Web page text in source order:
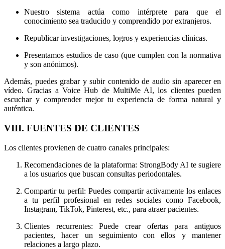
Nuestro sistema actúa como intérprete para que el
conocimiento sea traducido y comprendido por extranjeros.
Republicar investigaciones, logros y experiencias clínicas.
Presentamos estudios de caso (que cumplen con la normativa
y son anónimos).
Además, puedes grabar y subir contenido de audio sin aparecer en
vídeo. Gracias a Voice Hub de MultiMe AI, los clientes pueden
escuchar y comprender mejor tu experiencia de forma natural y
auténtica.
VIII. FUENTES DE CLIENTES
Los clientes provienen de cuatro canales principales:
Recomendaciones de la plataforma: StrongBody AI te sugiere
a los usuarios que buscan consultas periodontales.
Compartir tu perfil: Puedes compartir activamente los enlaces
a tu perfil profesional en redes sociales como Facebook,
Instagram, TikTok, Pinterest, etc., para atraer pacientes.
Clientes recurrentes: Puede crear ofertas para antiguos
pacientes, hacer un seguimiento con ellos y mantener
relaciones a largo plazo.